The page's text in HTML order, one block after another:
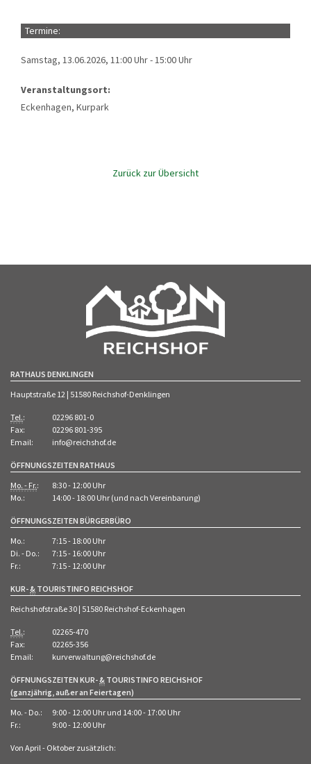
Termine:
Samstag, 13.06.2026, 11:00 Uhr - 15:00 Uhr
Veranstaltungsort:
Eckenhagen, Kurpark
Zurück zur Übersicht
RATHAUS DENKLINGEN
Hauptstraße 12 | 51580 Reichshof-Denklingen
Tel.:
02296 801-0
Fax:
02296 801-395
Email:
info@reichshof.de
ÖFFNUNGSZEITEN RATHAUS
Mo. - Fr.:
8:30 - 12:00 Uhr
Mo.:
14:00 - 18:00 Uhr (und nach Vereinbarung)
ÖFFNUNGSZEITEN BÜRGERBÜRO
Mo.:
7:15 - 18:00 Uhr
Di. - Do.:
7:15 - 16:00 Uhr
Fr.:
7:15 - 12:00 Uhr
KUR-& TOURISTINFO REICHSHOF
Reichshofstraße 30 | 51580 Reichshof-Eckenhagen
Tel.:
02265-470
Fax:
02265-356
Email:
kurverwaltung@reichshof.de
ÖFFNUNGSZEITEN KUR-& TOURISTINFO REICHSHOF
(ganzjährig, außer an Feiertagen)
Mo. - Do.:
9:00 - 12:00 Uhr und 14:00 - 17:00 Uhr
Fr.:
9:00 - 12:00 Uhr
Von April - Oktober zusätzlich: